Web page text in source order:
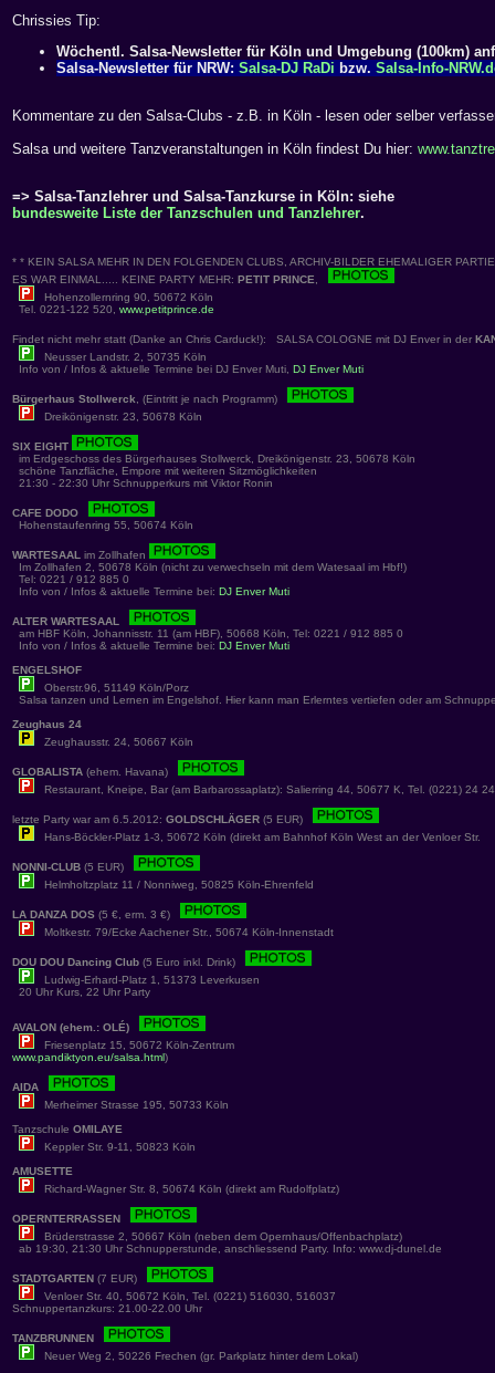
Chrissies Tip:
Wöchentl. Salsa-Newsletter für Köln und Umgebung (100km)
Salsa-Newsletter für NRW: Salsa-DJ RaDi bzw. Salsa-Info-
Kommentare zu den Salsa-Clubs - z.B. in Köln - lesen oder selber
Salsa und weitere Tanzveranstaltungen in Köln findest Du hier:
=> Salsa-Tanzlehrer und Salsa-Tanzkurse in Köln: siehe
bundesweite Liste der Tanzschulen und Tanzlehrer.
* * KEIN SALSA MEHR IN DEN FOLGENDEN CLUBS, ARCHIV-BILDER EHEMALIGER
ES WAR EINMAL..... KEINE PARTY MEHR: PETIT PRINCE,
Hohenzollernring 90, 50672 Köln
Tel. 0221-122 520, www.petitprince.de
Findet nicht mehr statt (Danke an Chris Carduck!): SALSA COLOGNE mit DJ Enver in der
Neusser Landstr. 2, 50735 Köln
Info von / Infos & aktuelle Termine bei DJ Enver Muti, DJ Enver Muti
Bürgerhaus Stollwerck, (Eintritt je nach Programm)
Dreikönigenstr. 23, 50678 Köln
SIX EIGHT
im Erdgeschoss des Bürgerhauses Stollwerck, Dreikönigenstr. 23, 50678 Köln
schöne Tanzfläche, Empore mit weiteren Sitzmöglichkeiten
21:30 - 22:30 Uhr Schnupperkurs mit Viktor Ronin
CAFE DODO
Hohenstaufenring 55, 50674 Köln
WARTESAAL im Zollhafen
Im Zollhafen 2, 50678 Köln (nicht zu verwechseln mit dem Watesaal im Hbf!)
Tel: 0221 / 912 885 0
Info von / Infos & aktuelle Termine bei: DJ Enver Muti
ALTER WARTESAAL
am HBF Köln, Johannisstr. 11 (am HBF), 50668 Köln, Tel: 0221 / 912 885 0
Info von / Infos & aktuelle Termine bei: DJ Enver Muti
ENGELSHOF
Oberstr.96, 51149 Köln/Porz
Salsa tanzen und Lernen im Engelshof. Hier kann man Erlerntes vertiefen oder am
Zeughaus 24
Zeughausstr. 24, 50667 Köln
GLOBALISTA (ehem. Havana)
Restaurant, Kneipe, Bar (am Barbarossaplatz): Salierring 44, 50677 K, Tel. (0221) 24
letzte Party war am 6.5.2012: GOLDSCHLÄGER (5 EUR)
Hans-Böckler-Platz 1-3, 50672 Köln (direkt am Bahnhof Köln West an der Venloer Str.
NONNI-CLUB (5 EUR)
Helmholtzplatz 11 / Nonniweg, 50825 Köln-Ehrenfeld
LA DANZA DOS (5 €, erm. 3 €)
Moltkestr. 79/Ecke Aachener Str., 50674 Köln-Innenstadt
DOU DOU Dancing Club (5 Euro inkl. Drink)
Ludwig-Erhard-Platz 1, 51373 Leverkusen
20 Uhr Kurs, 22 Uhr Party
AVALON (ehem.: OLÉ)
Friesenplatz 15, 50672 Köln-Zentrum
www.pandiktyon.eu/salsa.html)
AIDA
Merheimer Strasse 195, 50733 Köln
Tanzschule OMILAYE
Keppler Str. 9-11, 50823 Köln
AMUSETTE
Richard-Wagner Str. 8, 50674 Köln (direkt am Rudolfplatz)
OPERNTERRASSEN
Brüderstrasse 2, 50667 Köln (neben dem Opernhaus/Offenbachplatz)
ab 19:30, 21:30 Uhr Schnupperstunde, anschliessend Party. Info: www.dj-dunel.de
STADTGARTEN (7 EUR)
Venloer Str. 40, 50672 Köln, Tel. (0221) 516030, 516037
Schnuppertanzkurs: 21.00-22.00 Uhr
TANZBRUNNEN
Neuer Weg 2, 50226 Frechen (gr. Parkplatz hinter dem Lokal)